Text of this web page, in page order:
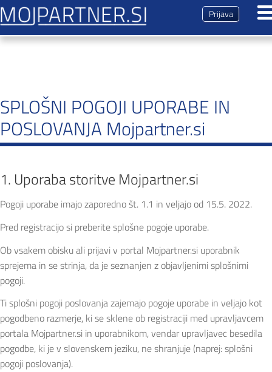
Magazin
Kontakt
Prijava
SPLOŠNI POGOJI UPORABE IN
POSLOVANJA Mojpartner.si
1. Uporaba storitve Mojpartner.si
Pogoji uporabe imajo zaporedno št. 1.1 in veljajo od 15.5. 2022.
Pred registracijo si preberite splošne pogoje uporabe.
Ob vsakem obisku ali prijavi v portal Mojpartner.si uporabnik
sprejema in se strinja, da je seznanjen z objavljenimi splošnimi
pogoji.
Ti splošni pogoji poslovanja zajemajo pogoje uporabe in veljajo kot
pogodbeno razmerje, ki se sklene ob registraciji med upravljavcem
portala Mojpartner.si in uporabnikom, vendar upravljavec besedila
pogodbe, ki je v slovenskem jeziku, ne shranjuje (naprej: splošni
pogoji poslovanja).